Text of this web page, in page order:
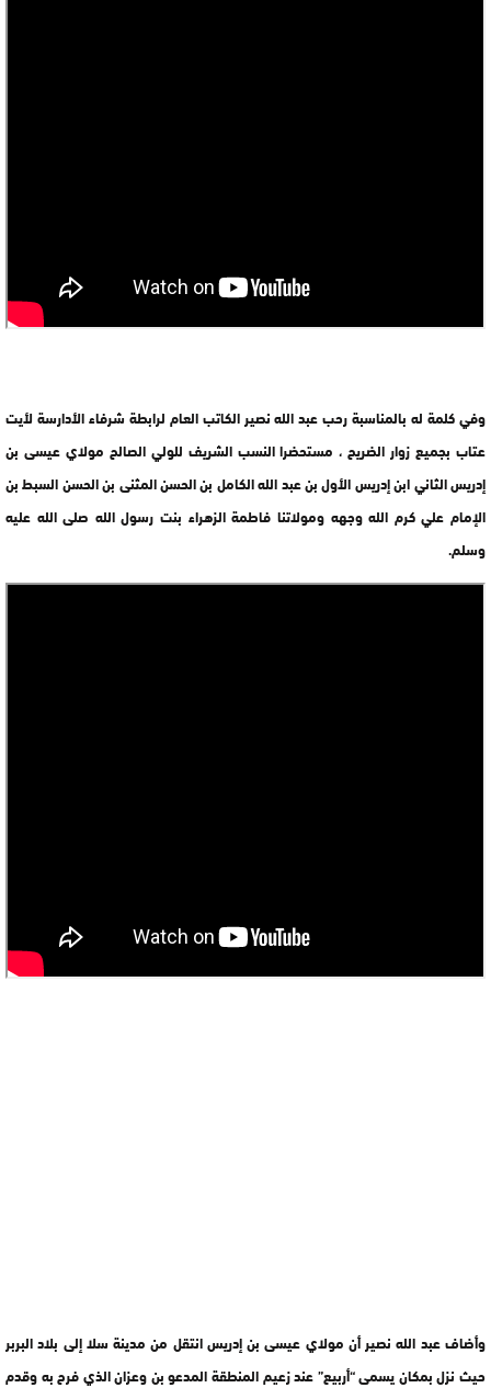
وفي كلمة له بالمناسبة رحب عبد الله نصير الكاتب العام لرابطة شرفاء الأدارسة لأيت
عتاب بجميع زوار الضريح ، مستحضرا النسب الشريف للولي الصالح مولاي عيسى بن
إدريس الثاني ابن إدريس الأول بن عبد الله الكامل بن الحسن المثنى بن الحسن السبط بن
الإمام علي كرم الله وجهه ومولاتنا فاطمة الزهراء بنت رسول الله صلى الله عليه
وسلم.
وأضاف عبد الله نصير أن مولاي عيسى بن إدريس انتقل من مدينة سلا إلى بلاد البربر
حيث نزل بمكان يسمى “أربيع” عند زعيم المنطقة المدعو بن وعزان الذي فرح به وقدم